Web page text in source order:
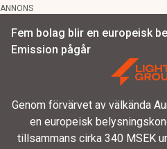
ANNONS
Fem bolag blir en europeisk
Emission pågår
Genom förvärvet av välkända
en europeisk
tillsammans cirka 340 MSEK